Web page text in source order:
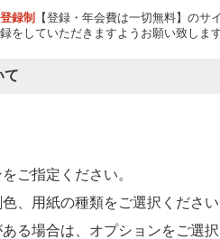
録制
【登録・年会費は一切無料】のサ
をしていただきますようお願い致しま
て
ご指定ください。
、用紙の種類をご選択くださ
る場合は、オプションをご選